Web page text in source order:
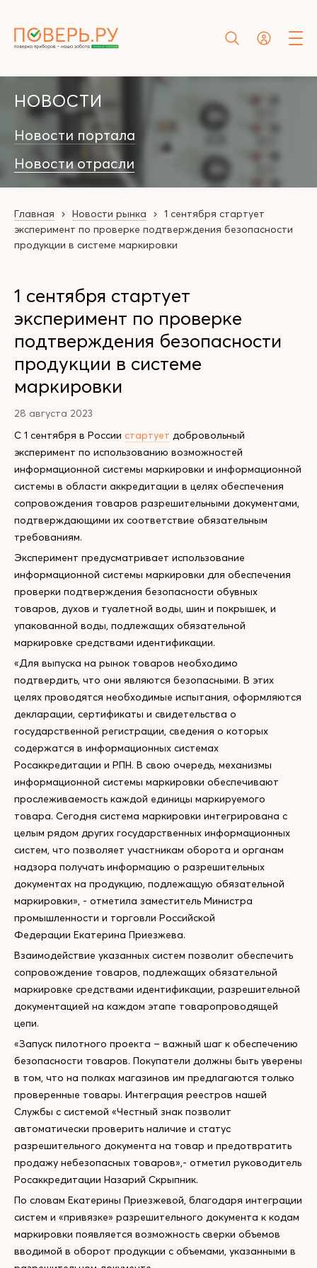
НОВОСТИ
Новости портала
Новости отрасли
Главная Новости рынка
1 сентября стартует
эксперимент по проверке подтверждения безопасности
продукции в системе маркировки
1 сентября стартует
эксперимент по проверке
подтверждения безопасности
продукции в системе
маркировки
28 августа 2023
С 1 сентября в России стартует добровольный
эксперимент по использованию возможностей
информационной системы маркировки и информационной
системы в области аккредитации в целях обеспечения
сопровождения товаров разрешительными документами,
подтверждающими их соответствие обязательным
требованиям.
Эксперимент предусматривает использование
информационной системы маркировки для обеспечения
проверки подтверждения безопасности обувных
товаров, духов и туалетной воды, шин и покрышек, и
упакованной воды, подлежащих обязательной
маркировке средствами идентификации.
«Для выпуска на рынок товаров необходимо
подтвердить, что они являются безопасными. В этих
целях проводятся необходимые испытания, оформляются
декларации, сертификаты и свидетельства о
государственной регистрации, сведения о которых
содержатся в информационных системах
Росаккредитации и РПН. В свою очередь, механизмы
информационной системы маркировки обеспечивают
прослеживаемость каждой единицы маркируемого
товара. Сегодня система маркировки интегрирована с
целым рядом других государственных информационных
систем, что позволяет участникам оборота и органам
надзора получать информацию о разрешительных
документах на продукцию, подлежащую обязательной
маркировки», - отметила заместитель Министра
промышленности и торговли Российской
Федерации Екатерина Приезжева.
Взаимодействие указанных систем позволит обеспечить
сопровождение товаров, подлежащих обязательной
маркировке средствами идентификации, разрешительной
документацией на каждом этапе товаропроводящей
цепи.
«Запуск пилотного проекта – важный шаг к обеспечению
безопасности товаров. Покупатели должны быть уверены
в том, что на полках магазинов им предлагаются только
проверенные товары. Интеграция реестров нашей
Службы с системой «Честный знак позволит
автоматически проверить наличие и статус
разрешительного документа на товар и предотвратить
продажу небезопасных товаров»,- отметил руководитель
Росаккредитации Назарий Скрыпник.
По словам Екатерины Приезжевой, благодаря интеграции
систем и «привязке» разрешительного документа к кодам
маркировки появляется возможность сверки объемов
вводимой в оборот продукции с объемами, указанными в